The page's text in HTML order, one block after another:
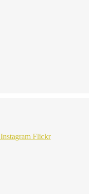
Instagram Flickr